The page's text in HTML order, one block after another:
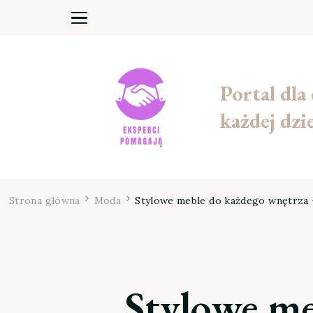
Portal dla
każdej
Strona główna Moda Stylowe meble do każdego